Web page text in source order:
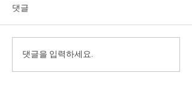
댓글
댓글을 입력하세요.